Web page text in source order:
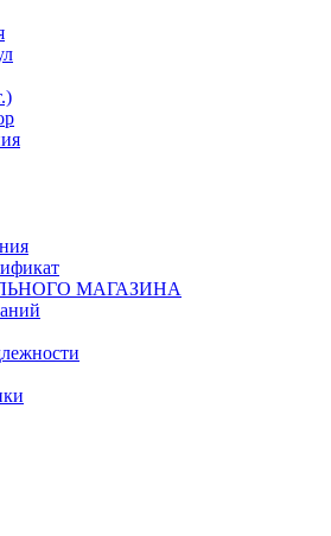
МАГАЗИНА